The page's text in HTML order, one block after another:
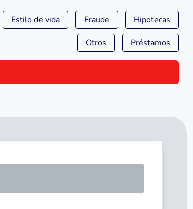
Estilo de vida Fraude Hipotecas
Otros Préstamos